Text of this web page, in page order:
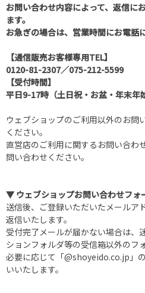
お問い合わせ内容によって、返信に
ます。
お急ぎの場合は、営業時間にお電話
【通信販売お客様専用TEL】
0120-81-2307／075-212-5599
【受付時間】
平日9-17時（土日祝・お盆・年末年
ウェブショップのご利用以外のお問
ください。
直営店のご利用に関するお問い合わせ
問い合わせください。
▼ ウェブショップお問い合わせフォ
送信後、ご登録いただいたメールア
返信いたします。
受付完了メールが届かない場合は、
ションフォルダ等の受信箱以外のフ
必要に応じて「@shoyeido.co.jp」
いいたします。